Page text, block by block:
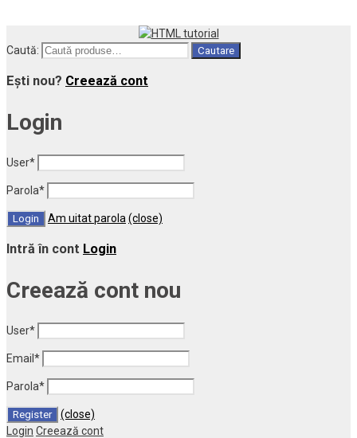
Caută: Cautare
Ești nou? Creează cont
Login
User*
Parola*
Am uitat parola (close)
Intră în cont Login
Creează cont nou
User*
Email *
Parola*
(close)
Login Creează cont